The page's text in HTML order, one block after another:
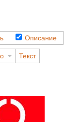
Описание
Текст